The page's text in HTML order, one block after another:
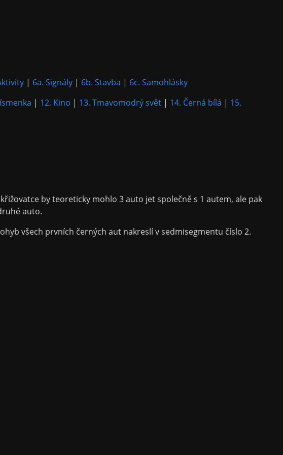
| 6a. Signály | 6b. Stavba | 6c. Samohlásky
| 12. Kino | 13. Tmavomodrý svět | 14. Černá bílá | 15.
by teoreticky mohlo 3 auto jet společně s 1 autem, ale pak
auto.
všech prvních černých aut nakreslí v sedmisegmentu číslo 2.